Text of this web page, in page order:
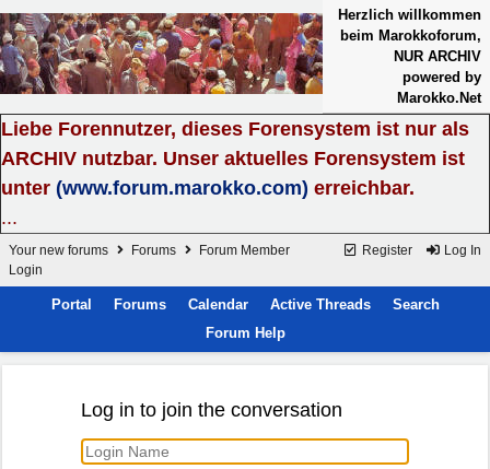
Herzlich willkommen
beim Marokkoforum,
NUR ARCHIV
powered by
Marokko.Net
Liebe Forennutzer, dieses Forensystem ist nur als
ARCHIV nutzbar. Unser aktuelles Forensystem ist
unter (www.forum.marokko.com) erreichbar.
...
Register Log In
Your new forums Forums
Forum Member
Login
Portal Forums Calendar Active Threads
Search
Forum Help
Log in to join the conversation